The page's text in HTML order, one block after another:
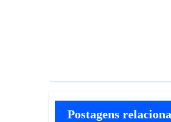
Postagens